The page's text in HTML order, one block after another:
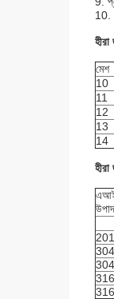
10.
মেশ
10
11
12
13
14
201
304
316